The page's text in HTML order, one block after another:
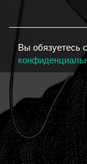
Вы обязуетесь